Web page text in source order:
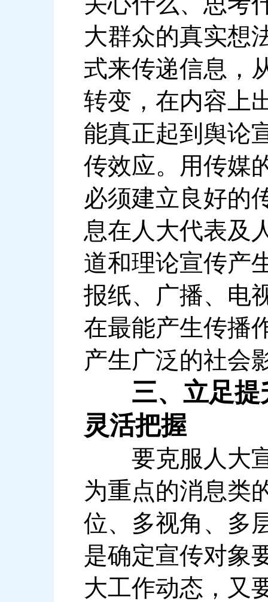
大群众的真实想
式来传递信息，
转变，在内容上
能真正起到舆论
传效应。用传媒
必须建立良好的
息在人大代表及
道和理论宣传产
报纸、广播、电
在最能产生传播
产生广泛的社会
三、立足
灵活把握
要克服人大宣
为重点的消息类
位、多视角、多
是确定宣传对象
大工作动态，又